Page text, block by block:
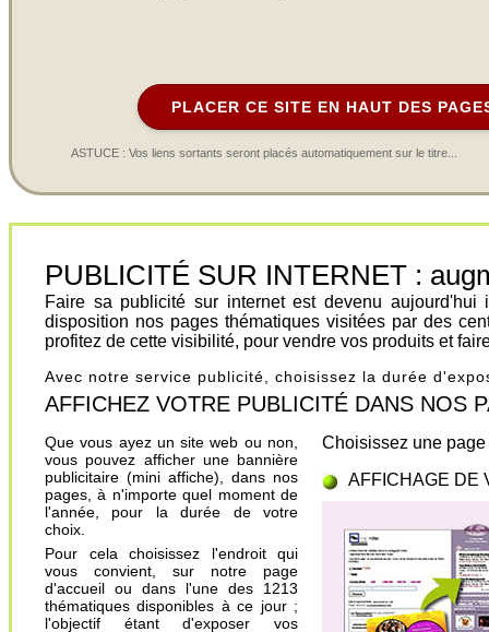
PLACER CE SITE EN HAUT DES
ASTUCE : Vos liens sortants seront placés automatiquement sur le titre...
PUBLICITÉ SUR INTERNET :
Faire sa publicité sur internet est devenu
disposition nos pages thématiques visitées par des
profitez de cette visibilité, pour vendre vos produits et
Avec notre service publicité, choisissez la durée
AFFICHEZ VOTRE PUBLICITÉ DANS NOS
Que vous ayez un site web ou non,
vous pouvez afficher une bannière
publicitaire (mini affiche), dans nos
pages, à n'importe quel moment de
l'année, pour la durée de votre
choix.
Pour cela choisissez l'endroit qui
vous convient, sur notre page
d'accueil ou dans l'une des 1213
thématiques disponibles à ce jour ;
l'objectif étant d'exposer vos
Choisissez une
AFFICHAGE DE